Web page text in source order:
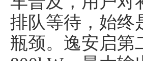
排队等待，始终
瓶颈。逸安启第